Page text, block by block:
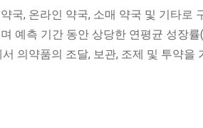
국, 온라인 약국, 소매 약국 및 기타로
예측 기간 동안 상당한 연평균 성장률
의약품의 조달, 보관, 조제 및 투약을